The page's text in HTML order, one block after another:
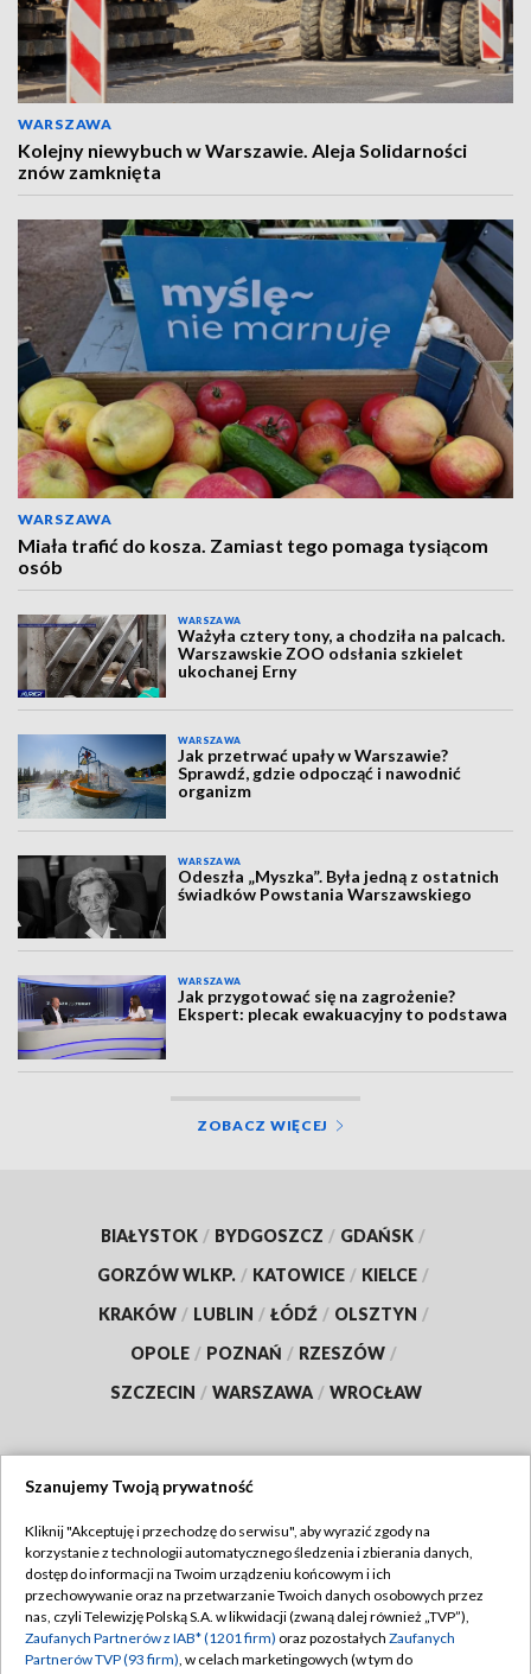
WARSZAWA
Kolejny niewybuch w Warszawie. Aleja Solidarności
znów zamknięta
WARSZAWA
Miała trafić do kosza. Zamiast tego pomaga tysiącom
osób
WARSZAWA
Ważyła cztery tony, a chodziła na palcach.
Warszawskie ZOO odsłania szkielet
ukochanej Erny
WARSZAWA
Jak przetrwać upały w Warszawie?
Sprawdź, gdzie odpocząć i nawodnić
organizm
WARSZAWA
Odeszła „Myszka”. Była jedną z ostatnich
świadków Powstania Warszawskiego
WARSZAWA
Jak przygotować się na zagrożenie?
Ekspert: plecak ewakuacyjny to podstawa
ZOBACZ WIĘCEJ
BIAŁYSTOK / BYDGOSZCZ / GDAŃSK /
GORZÓW WLKP. / KATOWICE / KIELCE /
KRAKÓW / LUBLIN / ŁÓDŹ / OLSZTYN /
OPOLE / POZNAŃ / RZESZÓW /
SZCZECIN / WARSZAWA / WROCŁAW
TVP
Abonament TVP
Emisja w TVP
Regulamin TVP
Polityka prywatności
Szanujemy Twoją prywatność
Kliknij "Akceptuję i przechodzę do serwisu", aby wyrazić zgody na
korzystanie z technologii automatycznego śledzenia i zbierania danych,
dostęp do informacji na Twoim urządzeniu końcowym i ich
przechowywanie oraz na przetwarzanie Twoich danych osobowych przez
nas, czyli Telewizję Polską S.A. w likwidacji (zwaną dalej również „TVP”),
Zaufanych Partnerów z IAB* (1201 firm) oraz pozostałych Zaufanych
Partnerów TVP (93 firm), w celach marketingowych (w tym do